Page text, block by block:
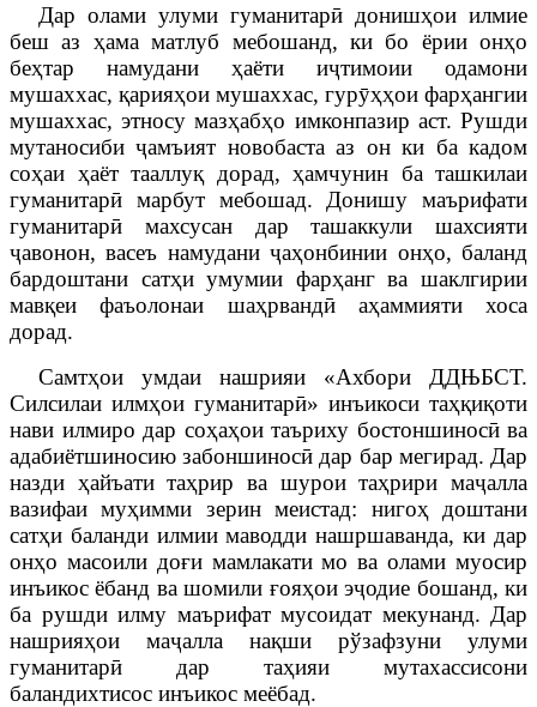
Дар олами улуми гуманитарӣ донишҳои илмие
беш аз ҳама матлуб мебошанд, ки бо ёрии онҳо
беҳтар намудани ҳаёти иҷтимоии одамони
мушаххас, қарияҳои мушаххас, гурӯҳҳои фарҳангии
мушаххас, этносу мазҳабҳо имконпазир аст. Рушди
мутаносиби ҷамъият новобаста аз он ки ба кадом
соҳаи ҳаёт тааллуқ дорад, ҳамчунин ба ташкилаи
гуманитарӣ марбут мебошад. Донишу маърифати
гуманитарӣ махсусан дар ташаккули шахсияти
ҷавонон, васеъ намудани ҷаҳонбинии онҳо, баланд
бардоштани сатҳи умумии фарҳанг ва шаклгирии
мавқеи фаъолонаи шаҳрвандӣ аҳаммияти хоса
дорад.
Самтҳои умдаи нашрияи «Ахбори ДДЊБСТ.
Силсилаи илмҳои гуманитарӣ» инъикоси таҳқиқоти
нави илмиро дар соҳаҳои таъриху бостоншиносӣ ва
адабиётшиносию забоншиносӣ дар бар мегирад. Дар
назди ҳайъати таҳрир ва шурои таҳрири маҷалла
вазифаи муҳимми зерин меистад: нигоҳ доштани
сатҳи баланди илмии маводди нашршаванда, ки дар
онҳо масоили доғи мамлакати мо ва олами муосир
инъикос ёбанд ва шомили ғояҳои эҷодие бошанд, ки
ба рушди илму маърифат мусоидат мекунанд. Дар
нашрияҳои маҷалла нақши рўзафзуни улуми
гуманитарӣ дар таҳияи мутахассисони
баландихтисос инъикос меёбад.